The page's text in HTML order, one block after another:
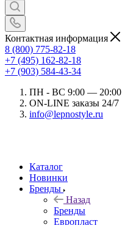
Контактная информация
8 (800) 775-82-18
+7 (495) 162-82-18
+7 (903) 584-43-34
ПН - ВС 9:00 — 20:00
ON-LINE заказы 24/7
info@lepnostyle.ru
Каталог
Новинки
Бренды
Назад
Бренды
Европласт